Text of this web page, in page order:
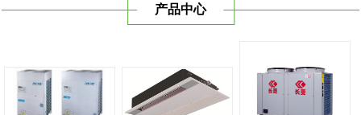
与时俱进，树立良好的企业形象，以优质的服务、优质的技术
产品中心